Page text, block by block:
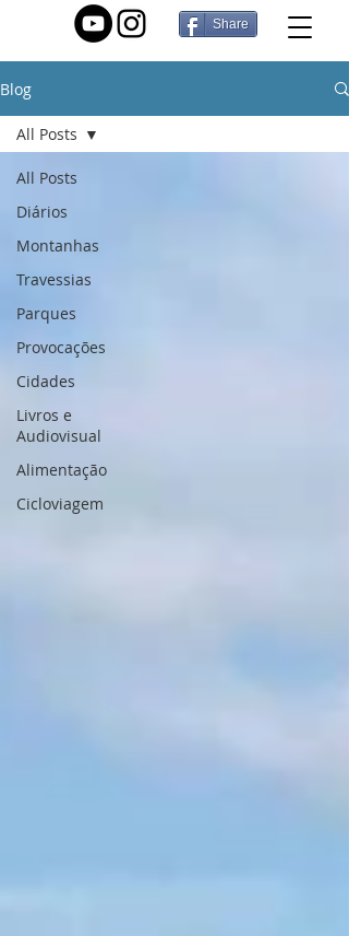
Share
Blog
All Posts
Diários
Montanhas
Travessias
Parques
Provocações
Cidades
Livros e
Audiovisual
Alimentação
Cicloviagem
All Posts